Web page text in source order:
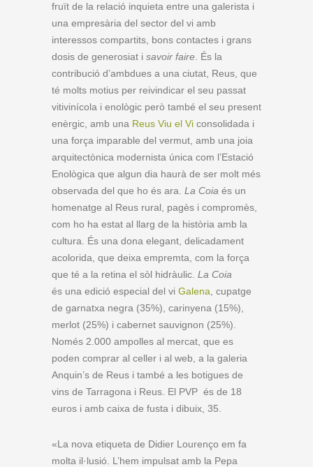
fruït de la relació inquieta entre una galerista i
una empresària del sector del vi amb
interessos compartits, bons contactes i grans
dosis de generosiat i savoir faire . És la
contribució d’ambdues a una ciutat, Reus, que
té molts motius per reivindicar el seu passat
vitivinícola i enològic però també el seu present
enèrgic, amb una Reus Viu el Vi consolidada i
una força imparable del vermut, amb una joia
arquitectònica modernista única com l’Estació
Enològica que algun dia haurà de ser molt més
observada del que ho és ara. La Coia és un
homenatge al Reus rural, pagès i compromès,
com ho ha estat al llarg de la història amb la
cultura. És una dona elegant, delicadament
acolorida, que deixa empremta, com la força
que té a la retina el sòl hidràulic. La Coia
és una edició especial del vi Galena , cupatge
de garnatxa negra (35%), carinyena (15%),
merlot (25%) i cabernet sauvignon (25%).
Només 2.000 ampolles al mercat, que es
poden comprar al celler i al web, a la galeria
Anquin’s de Reus i també a les botigues de
vins de Tarragona i Reus. El PVP és de 18
euros i amb caixa de fusta i dibuix, 35.
«La nova etiqueta de Didier Lourenço em fa
molta il·lusió. L’hem impulsat amb la Pepa